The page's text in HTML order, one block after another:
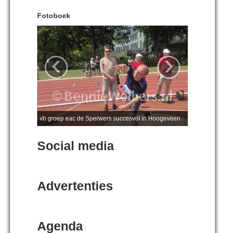
Fotoboek
vb groep eac de Sperwers succesvol in Hoogeveen
‹ ›
Social media
Advertenties
Agenda